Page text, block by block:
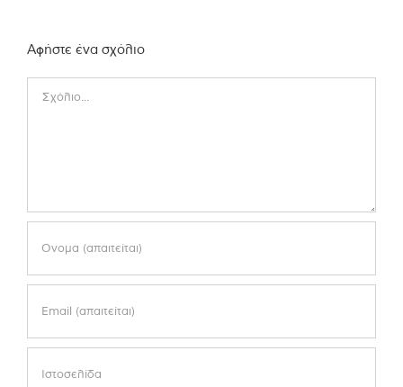
Αφήστε ένα σχόλιο